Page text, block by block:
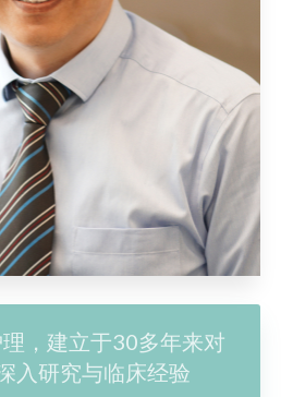
，建立于30多年来对
入研究与临床经验